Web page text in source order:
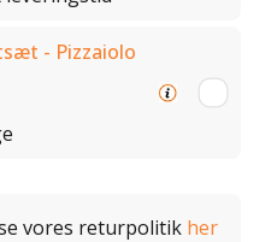
- Pizzaiolo
vores returpolitik her